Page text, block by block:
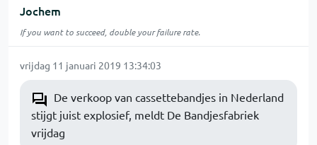
Jochem
If you want to succeed, double your failure rate.
vrijdag 11 januari 2019 13:34:03
De verkoop van cassettebandjes in Nederland
stijgt juist explosief, meldt De Bandjesfabriek
vrijdag